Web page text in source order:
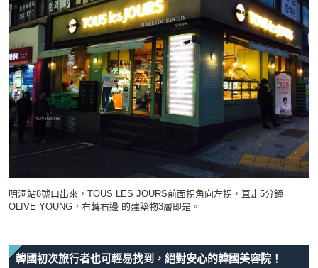
明洞站8號口出來，TOUS LES JOURS前面拐角向左拐，直走5分鐘
OLIVE YOUNG，右轉右邊 的建築物3層即是。
韓國初次旅行者也可輕易找到，絕對安心的韓國美容院！